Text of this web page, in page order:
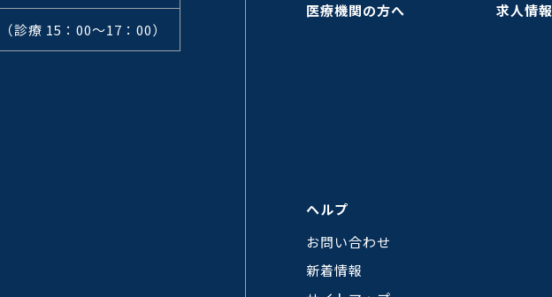
（診療 15：00～17：00）
医療機関の方へ 求人情報
ヘルプ
お問い合わせ
新着情報